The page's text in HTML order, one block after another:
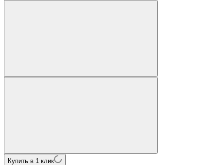
Купить в 1 клик